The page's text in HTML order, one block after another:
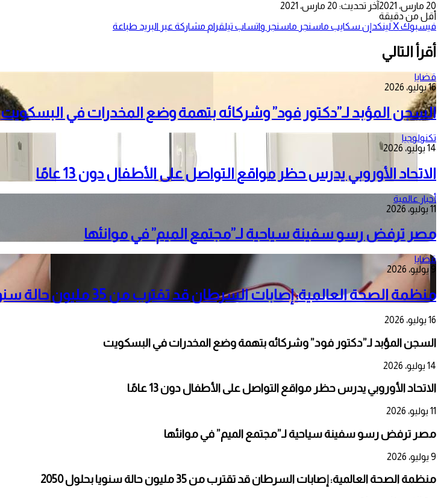
20 مارس، 2021
آخر تحديث: 20 مارس، 2021
أقل من دقيقة
فيسبوك‫Xلينكدإن سكايب ماسنجر ماسنجر واتساب تيلقرام مشاركة عبر البريد طباعة
أقرأ التالي
قضايا
16 يوليو، 2026
السجن المؤبد لـ”دكتور فود” وشركائه بتهمة وضع المخدرات في البسكويت
تكنولوجيا
14 يوليو، 2026
الاتحاد الأوروبي يدرس حظر مواقع التواصل على الأطفال دون 13 عامًا
أخبار عالمية
11 يوليو، 2026
مصر ترفض رسو سفينة سياحية لـ”مجتمع الميم” في موانئها
قضايا
9 يوليو، 2026
منظمة الصحة العالمية: إصابات السرطان قد تقترب من 35 مليون حالة سنويا بحلول 2050
16 يوليو، 2026
السجن المؤبد لـ”دكتور فود” وشركائه بتهمة وضع المخدرات في البسكويت
14 يوليو، 2026
الاتحاد الأوروبي يدرس حظر مواقع التواصل على الأطفال دون 13 عامًا
11 يوليو، 2026
مصر ترفض رسو سفينة سياحية لـ”مجتمع الميم” في موانئها
9 يوليو، 2026
منظمة الصحة العالمية: إصابات السرطان قد تقترب من 35 مليون حالة سنويا بحلول 2050